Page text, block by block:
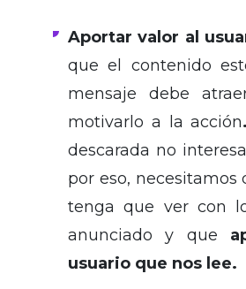
Aportar valor al
que el contenido
mensaje debe
motivarlo a la acción.
descarada no
por eso, necesitamos
tenga que ver con
anunciado y que
usuario que nos lee.